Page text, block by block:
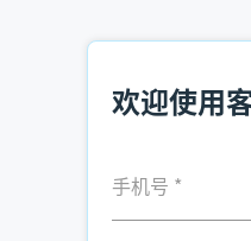
区分开的是名片上的公司名
如果特性和优点不能让人们
趣，尽管这是一个错误的方
欢迎使用
手机号 *